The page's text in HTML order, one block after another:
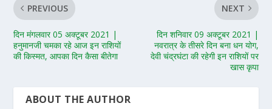
PREVIOUS
दिन मंगलवार 05 अक्टूबर 2021 |
हनुमानजी चमका रहे आज इन राशियों
की किस्मत, आपका दिन कैसा बीतेगा
NEXT
दिन शनिवार 09 अक्टूबर 2021 |
नवरात्र के तीसरे दिन बना धन योग,
देवी चंद्रघंटा की रहेगी इन राशियों पर
खास कृपा
ABOUT THE AUTHOR